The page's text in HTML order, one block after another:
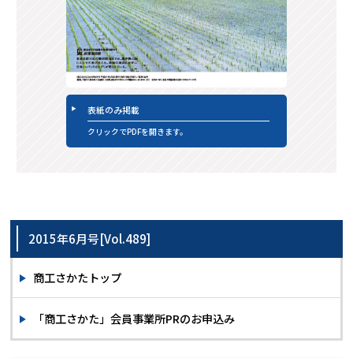
表紙のみ掲載
クリックでPDFを開きます。
2015年6月号[Vol.489]
商工さかたトップ
「商工さかた」会員事業所PRのお申込み